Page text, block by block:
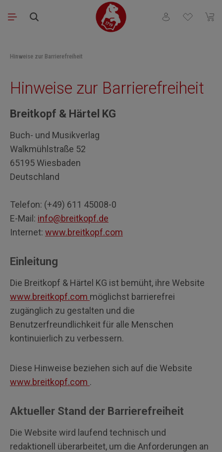
Zum Hauptinhalt springen
Du hast 0
Hinweise zur Barrierefreiheit
Hinweise zur Barrierefreiheit
Breitkopf & Härtel KG
Buch- und Musikverlag
Walkmühlstraße 52
65195 Wiesbaden
Deutschland
Telefon: (+49) 611 45008-0
E-Mail: info@breitkopf.de
Internet: www.breitkopf.com
Einleitung
Die Breitkopf & Härtel KG ist bemüht, ihre Website
www.breitkopf.com möglichst barrierefrei
zugänglich zu gestalten und die
Benutzerfreundlichkeit für alle Menschen
kontinuierlich zu verbessern.
Diese Hinweise beziehen sich auf die Website
www.breitkopf.com .
Aktueller Stand der Barrierefreiheit
Die Website wird laufend technisch und
redaktionell überarbeitet, um die Anforderungen an